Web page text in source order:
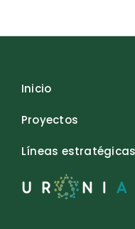
Inicio
Proyectos
Líneas estratégicas